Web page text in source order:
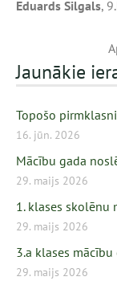
Jaunākie
Topošo
16. jūn. 2026
Mācību gada
29. maijs 2026
1. klases skolēnu
29. maijs 2026
3.a klases mācību
29. maijs 2026
Eduards Silgals,